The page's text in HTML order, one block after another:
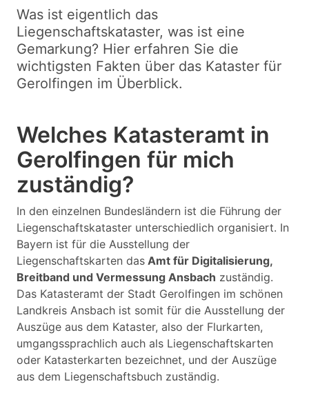
Was ist eigentlich das
Liegenschaftskataster, was ist eine
Gemarkung? Hier erfahren Sie die
wichtigsten Fakten über das Kataster für
Gerolfingen im Überblick.
Welches Katasteramt in
Gerolfingen für mich
zuständig?
In den einzelnen Bundesländern ist die Führung der
Liegenschaftskataster unterschiedlich organisiert. In
Bayern ist für die Ausstellung der
Liegenschaftskarten das Amt für Digitalisierung,
Breitband und Vermessung Ansbach zuständig.
Das Katasteramt der Stadt Gerolfingen im schönen
Landkreis Ansbach ist somit für die Ausstellung der
Auszüge aus dem Kataster, also der Flurkarten,
umgangssprachlich auch als Liegenschaftskarten
oder Katasterkarten bezeichnet, und der Auszüge
aus dem Liegenschaftsbuch zuständig.